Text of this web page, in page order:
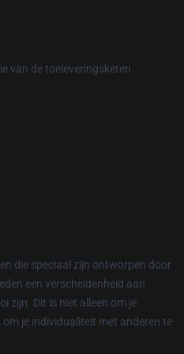
van de toeleveringsketen
die speciaal zijn ontworpen door
een verscheidenheid aan
zijn. Dit is niet alleen om je
je individualiteit met anderen te